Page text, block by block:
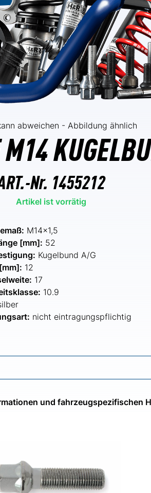
abweichen - Abbildung ähnlich
Nr. 1455212
Artikel ist vorrätig
M14x1,5
[mm]: 52
Kugelbund A/G
12
17
10.9
nicht eintragungspflichtig
und fahrzeugspezifischen